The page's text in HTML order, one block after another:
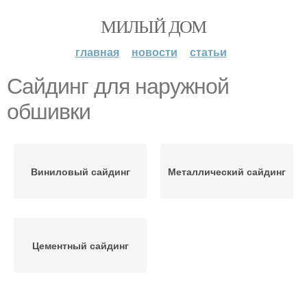
МИЛЫЙ ДОМ
главная новости статьи
Сайдинг для наружной
обшивки
Виниловый сайдинг Металлический сайдинг
Цементный сайдинг